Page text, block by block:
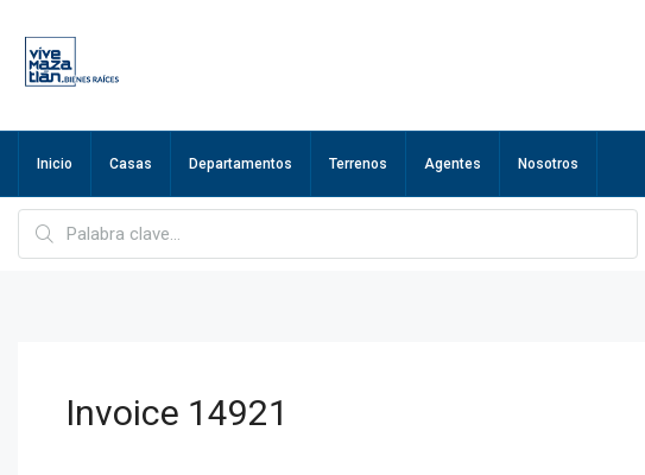
Inicio Casas Departamentos Terrenos Agentes Nosotros
Invoice 14921